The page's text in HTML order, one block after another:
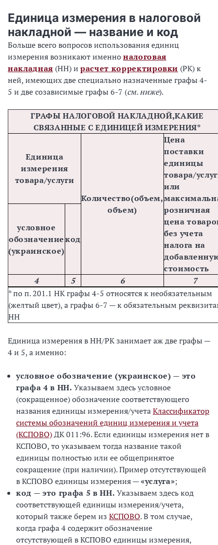
Единица измерения в налоговой
накладной — название и код
Больше всего вопросов использования единиц
измерения возникают именноналоговая
накладная (НН) и расчет корректировки (РК) к
ней, имеющих две специально назначенные графы 4-
5 и две созависимые графы 6-7 (см. ниже).
ГРАФЫ НАЛОГОВОЙ НАКЛАДНОЙ,КАКИЕ
СВЯЗАННЫЕ С ЕДИНИЦЕЙ ИЗМЕРЕНИЯ*
Единица
измерения
товара/услуги
Количество(объем,
объем)
Цена
поставки
единицы
товара/
или
розничная
цена
без учета
налога на
стоимость
условное
обозначение
(украинское)
код
4 5 6
7
* по п. 201.1 НК графы 4-5 относятся к необязательным
(желтый цвет), а графы 6-7 — к обязательным
НН
Единица измерения в НН/РК занимает аж две графы —
4 и 5, а именно:
условное обозначение (украинское) — это
графа 4 в НН.Указываем здесь условное
(сокращенное) обозначение соответствующего
названия единицы измерения/учетаКлассификатор
системы обозначений единиц измерения и учета
(КСПОВО)ДК 011:96. Если единицы измерения нет в
КСПОВО, то указываем тогда название такой
единицы полностью или ее общепринятое
сокращение (при наличии). Пример отсутствующей
в КСПОВО единицы измерения —«услуга»;
код — это графа 5 в НН. Указываем здесь код
соответствующей единицы измерения/учета,
который также берем из КСПОВО. В том случае,
когда графа 4 содержит обозначение
отсутствующей в КСПОВО единицы измерения,